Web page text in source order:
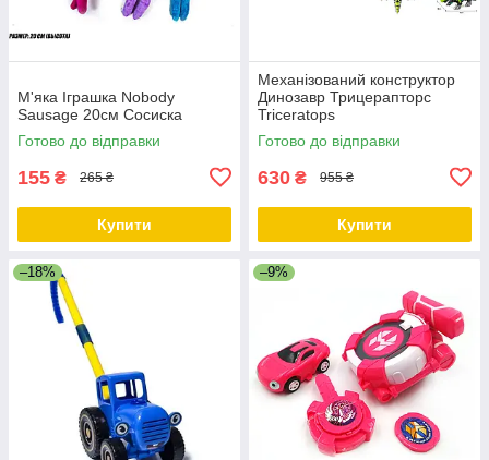
М'яка Іграшка Nobody
Sausage 20см Сосиска
Готово до відправки
155 ₴ 265 ₴
Купити
Механізований конструктор
Динозавр Трицерапторс
Triceratops
Готово до відправки
630 ₴ 955 ₴
Купити
–18% –9%